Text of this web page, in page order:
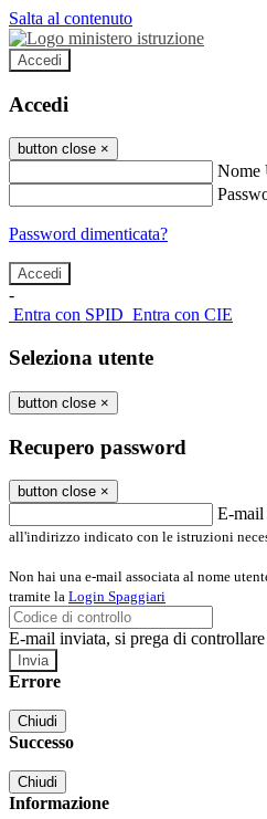
Salta al contenuto
Accedi
Accedi
button close ×
Nome
Password dimenticata?
-
Entra con SPID Entra con CIE
Seleziona utente
button close ×
Recupero password
button close ×
E-mail
all'indirizzo indicato con le istruzioni
Non hai una e-mail associata al nome
tramite la Login Spaggiari
E-mail inviata, si prega di
Errore
Chiudi
Successo
Chiudi
Informazione